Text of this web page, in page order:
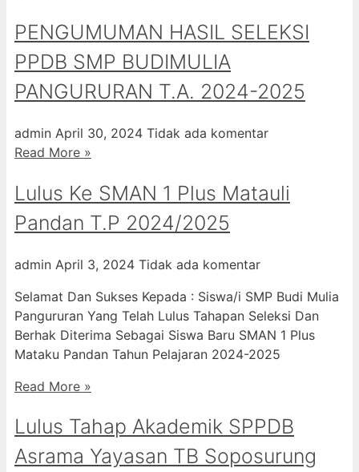
PENGUMUMAN HASIL SELEKSI
PPDB SMP BUDIMULIA
PANGURURAN T.A. 2024-2025
admin April 30, 2024 Tidak ada komentar
Read More »
Lulus Ke SMAN 1 Plus Matauli
Pandan T.P 2024/2025
admin April 3, 2024 Tidak ada komentar
Selamat Dan Sukses Kepada : Siswa/i SMP Budi Mulia
Pangururan Yang Telah Lulus Tahapan Seleksi Dan
Berhak Diterima Sebagai Siswa Baru SMAN 1 Plus
Mataku Pandan Tahun Pelajaran 2024-2025
Read More »
Lulus Tahap Akademik SPPDB
Asrama Yayasan TB Soposurung